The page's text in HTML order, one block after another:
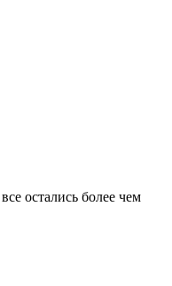
остались более чем